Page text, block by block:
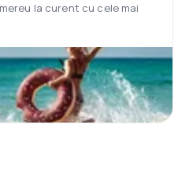
la curent cu cele mai